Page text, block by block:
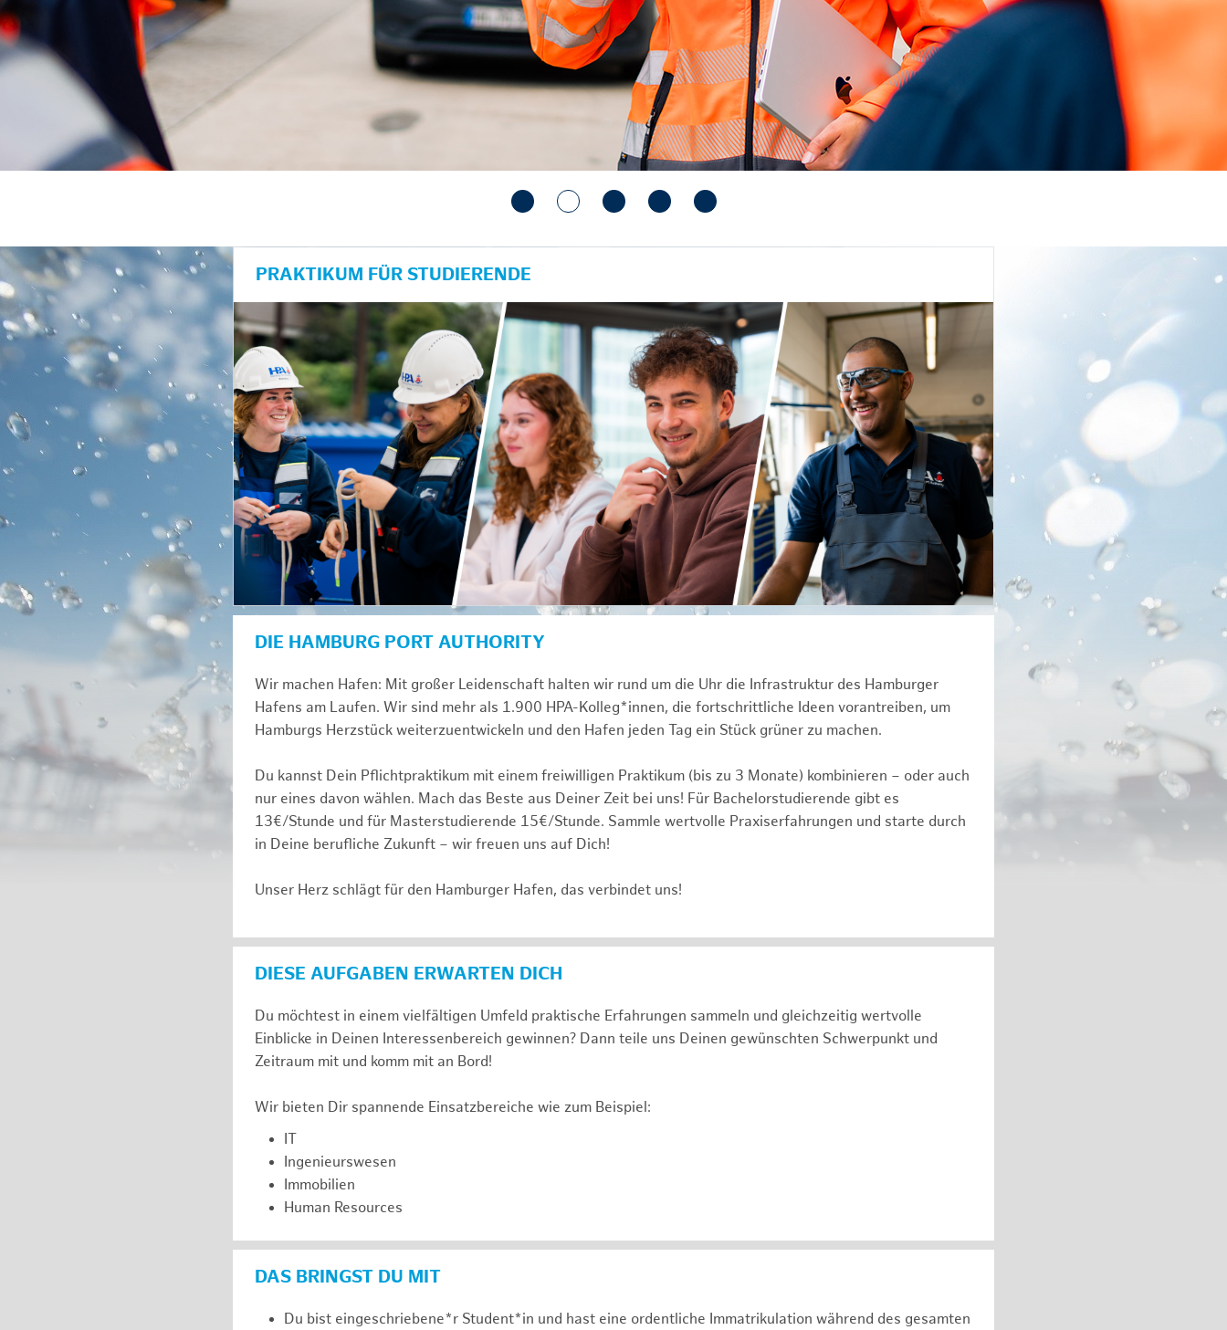
anzeigen/schließen
PRAKTIKUM FÜR STUDIERENDE
DIE HAMBURG PORT AUTHORITY
Wir machen Hafen: Mit großer Leidenschaft halten wir rund um die Uhr die Infrastruktur des Hamburger
Hafens am Laufen. Wir sind mehr als 1.900 HPA-Kolleg*innen, die fortschrittliche Ideen vorantreiben, um
Hamburgs Herzstück weiterzuentwickeln und den Hafen jeden Tag ein Stück grüner zu machen.
Du kannst Dein Pflichtpraktikum mit einem freiwilligen Praktikum (bis zu 3 Monate) kombinieren – oder auch
nur eines davon wählen. Mach das Beste aus Deiner Zeit bei uns! Für Bachelorstudierende gibt es
13€/Stunde und für Masterstudierende 15€/Stunde. Sammle wertvolle Praxiserfahrungen und starte durch
in Deine berufliche Zukunft – wir freuen uns auf Dich!
Unser Herz schlägt für den Hamburger Hafen, das verbindet uns!
DIESE AUFGABEN ERWARTEN DICH
Du möchtest in einem vielfältigen Umfeld praktische Erfahrungen sammeln und gleichzeitig wertvolle
Einblicke in Deinen Interessenbereich gewinnen? Dann teile uns Deinen gewünschten Schwerpunkt und
Zeitraum mit und komm mit an Bord!
Wir bieten Dir spannende Einsatzbereiche wie zum Beispiel:
IT
Ingenieurswesen
Immobilien
Human Resources
DAS BRINGST DU MIT
Du bist eingeschriebene*r Student*in und hast eine ordentliche Immatrikulation während des gesamten